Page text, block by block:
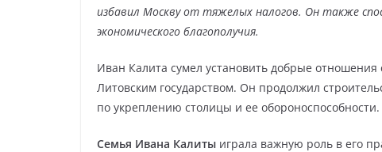
избавил Москву от тяжелых налогов. Он также
экономического благополучия.
Иван Калита сумел установить добрые
Литовским государством. Он продолжил
по укреплению столицы и ее обороноспособности.
Семья Ивана Калиты играла важную роль в его